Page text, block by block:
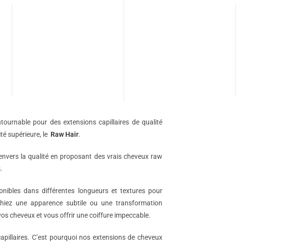
pour des extensions capillaires de qualité
supérieure, le Raw Hair.
la qualité en proposant des vrais cheveux raw
dans différentes longueurs et textures pour
une apparence subtile ou une transformation
cheveux et vous offrir une coiffure impeccable.
C’est pourquoi nos extensions de cheveux